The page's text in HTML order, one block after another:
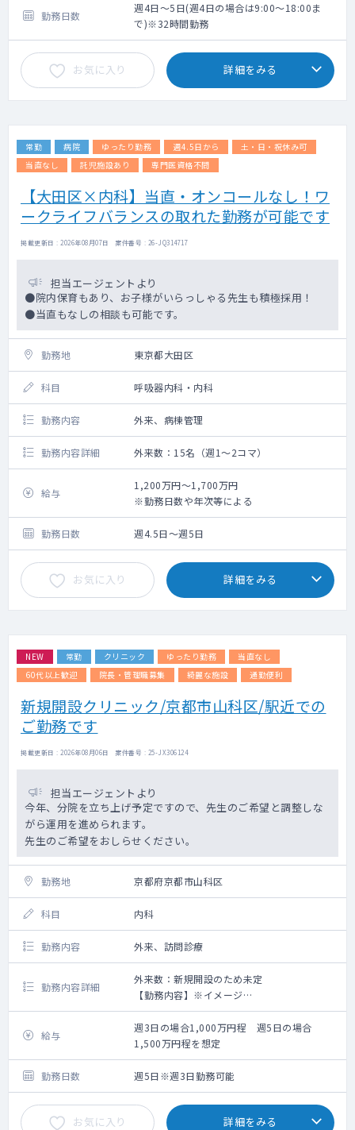
勤務日数
週4日～5日(週4日の場合は9:00～18:00ま
で)※32時間勤務
お気に入り 詳細をみる
常勤 病院 ゆったり勤務 週4.5日から
土・日・祝休み可
当直なし
託児施設あり 専門医資格不問
【大田区×内科】当直・オンコールなし！ワ
ークライフバランスの取れた勤務が可能です
掲載更新日 : 2026年08月07日 案件番号 : 26-JQ314717
担当エージェントより
●院内保育もあり、お子様がいらっしゃる先生も積極採用！
●当直もなしの相談も可能です。
勤務地 東京都大田区
科目 呼吸器内科・内科
勤務内容 外来、病棟管理
勤務内容詳細 外来数：15名（週1～2コマ）
給与
1,200万円～1,700万円
※勤務日数や年次等による
勤務日数 週4.5日～週5日
お気に入り 詳細をみる
NEW 常勤 クリニック ゆったり勤務
当直なし
60代以上歓迎
院長・管理職募集 綺麗な施設 通勤便利
新規開設クリニック/京都市山科区/駅近での
ご勤務です
掲載更新日 : 2026年08月06日 案件番号 : 25-JX306124
担当エージェントより
今年、分院を立ち上げ予定ですので、先生のご希望と調整しな
がら運用を進められます。
先生のご希望をおしらせください。
勤務地 京都府京都市山科区
科目 内科
勤務内容 外来、訪問診療
勤務内容詳細
外来数：新規開設のため未定
【勤務内容】※イメージ
午前：9:00～12:00 外来
午後：13:00～18:00 外来もしくは訪問診療
※外来、訪問診療のコマについては応相談で
す。
各曜日の内訳についてはご希望を踏まえて
調整となります。
【外来について】
給与
週3日の場合1,000万円程 週5日の場合
1,500万円程を想定
勤務日数 週5日※週3日勤務可能
お気に入り 詳細をみる